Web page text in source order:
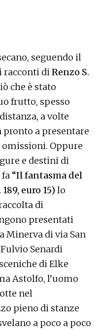
seguendo il
racconti diRenzo S.
che è stato
frutto, spesso
a volte
a presentare
Oppure
e destini di
“Il fantasma del
euro 15) lo
di
presentati
Minerva di via San
Senardi
di Elke
Astolfo, l’uomo
nel
pieno di stanze
a poco a poco